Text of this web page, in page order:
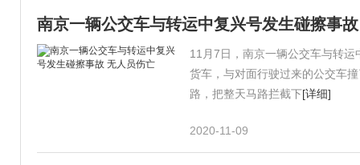
南京一辆公交车与转运中复兴号发生碰擦事
11月7日，南京一辆公交车与转
货车，与对面行驶过来的公交车
路，把整天马路拦截下[详细]
2020-11-09